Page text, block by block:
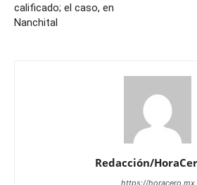
calificado; el caso, en
Nanchital
Redacción/
https://horacero.mx